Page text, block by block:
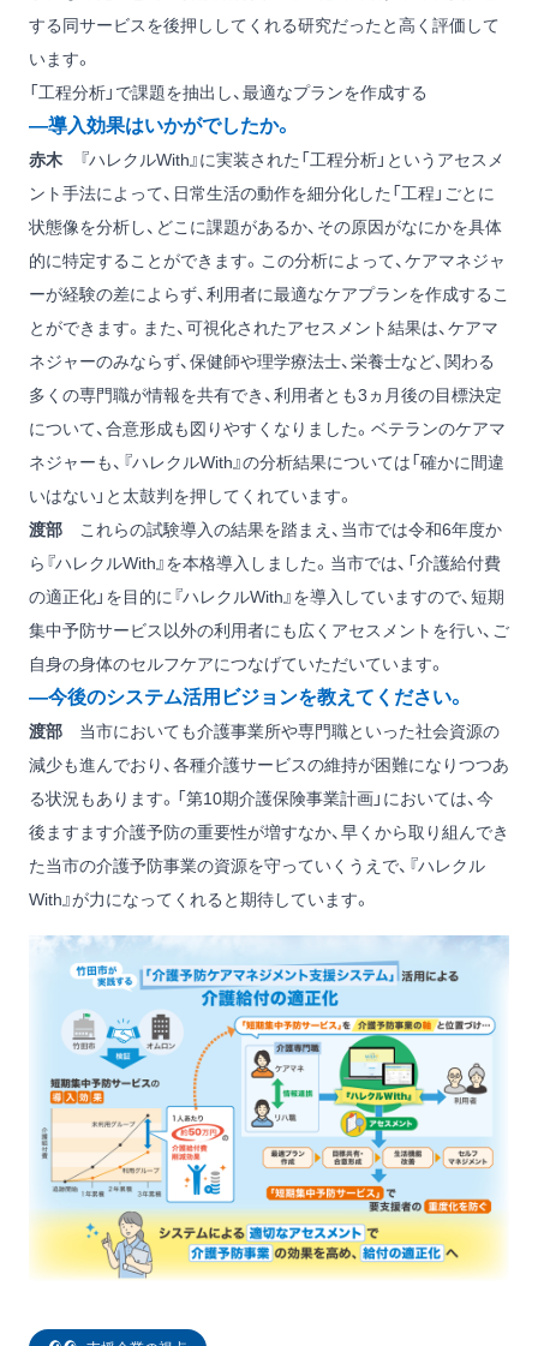
する同サービスを後押ししてくれる研究だったと高く評価して
います。
「工程分析」で課題を抽出し、最適なプランを作成する
―導入効果はいかがでしたか。
赤木 『ハレクルWith』に実装された「工程分析」というアセスメ
ント手法によって、日常生活の動作を細分化した「工程」ごとに
状態像を分析し、どこに課題があるか、その原因がなにかを具体
的に特定することができます。この分析によって、ケアマネジャ
ーが経験の差によらず、利用者に最適なケアプランを作成するこ
とができます。また、可視化されたアセスメント結果は、ケアマ
ネジャーのみならず、保健師や理学療法士、栄養士など、関わる
多くの専門職が情報を共有でき、利用者とも3ヵ月後の目標決定
について、合意形成も図りやすくなりました。ベテランのケアマ
ネジャーも、『ハレクルWith』の分析結果については「確かに間違
いはない」と太鼓判を押してくれています。
渡部 これらの試験導入の結果を踏まえ、当市では令和6年度か
ら『ハレクルWith』を本格導入しました。当市では、「介護給付費
の適正化」を目的に『ハレクルWith』を導入していますので、短期
集中予防サービス以外の利用者にも広くアセスメントを行い、ご
自身の身体のセルフケアにつなげていただいています。
―今後のシステム活用ビジョンを教えてください。
渡部 当市においても介護事業所や専門職といった社会資源の
減少も進んでおり、各種介護サービスの維持が困難になりつつあ
る状況もあります。「第10期介護保険事業計画」においては、今
後ますます介護予防の重要性が増すなか、早くから取り組んでき
た当市の介護予防事業の資源を守っていくうえで、『ハレクル
With』が力になってくれると期待しています。